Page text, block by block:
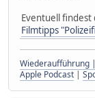
Eventuell findest
Filmtipps
Wiederaufführung
Apple Podcast |